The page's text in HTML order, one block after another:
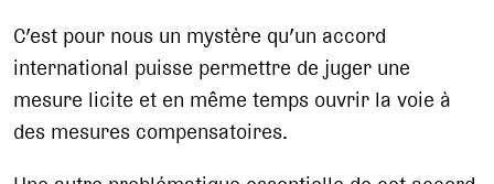
C’est pour nous un mystère qu’un accord
international puisse permettre de juger une
mesure licite et en même temps ouvrir la voie à
des mesures compensatoires.